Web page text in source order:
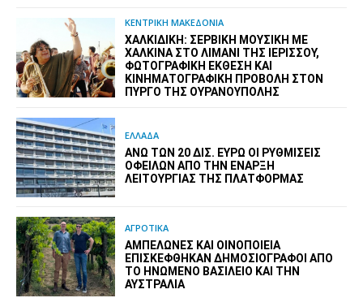
ΚΕΝΤΡΙΚΗ ΜΑΚΕΔΟΝΙΑ
ΧΑΛΚΙΔΙΚΉ: ΣΕΡΒΙΚΉ ΜΟΥΣΙΚΉ ΜΕ
ΧΆΛΚΙΝΑ ΣΤΟ ΛΙΜΆΝΙ ΤΗΣ ΙΕΡΙΣΣΟΎ,
ΦΩΤΟΓΡΑΦΙΚΉ ΈΚΘΕΣΗ ΚΑΙ
ΚΙΝΗΜΑΤΟΓΡΑΦΙΚΉ ΠΡΟΒΟΛΉ ΣΤΟΝ
ΠΎΡΓΟ ΤΗΣ ΟΥΡΑΝΟΎΠΟΛΗΣ
ΕΛΛΑΔΑ
ΆΝΩ ΤΩΝ 20 ΔΙΣ. ΕΥΡΏ ΟΙ ΡΥΘΜΊΣΕΙΣ
ΟΦΕΙΛΏΝ ΑΠΌ ΤΗΝ ΈΝΑΡΞΗ
ΛΕΙΤΟΥΡΓΊΑΣ ΤΗΣ ΠΛΑΤΦΌΡΜΑΣ
ΑΓΡΟΤΙΚΑ
ΑΜΠΕΛΏΝΕΣ ΚΑΙ ΟΙΝΟΠΟΙΕΊΑ
ΕΠΙΣΚΈΦΘΗΚΑΝ ΔΗΜΟΣΙΟΓΡΆΦΟΙ ΑΠΌ
ΤΟ ΗΝΩΜΈΝΟ ΒΑΣΊΛΕΙΟ ΚΑΙ ΤΗΝ
ΑΥΣΤΡΑΛΊΑ